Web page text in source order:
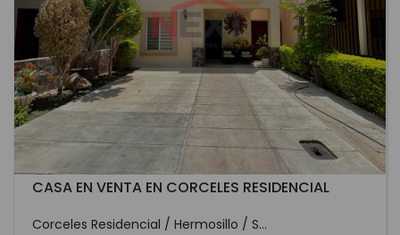
CASA EN VENTA EN CORCELES RESIDENCIAL
Corceles Residencial / Hermosillo / S...